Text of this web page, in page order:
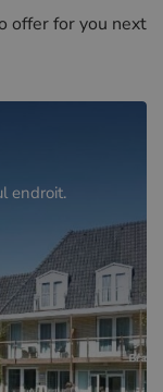
offer for you next
endroit.